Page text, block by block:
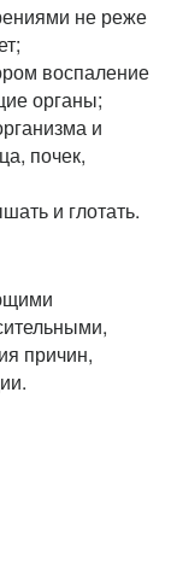
не реже
воспаление
органы;
и
почек,
и глотать.
причин,